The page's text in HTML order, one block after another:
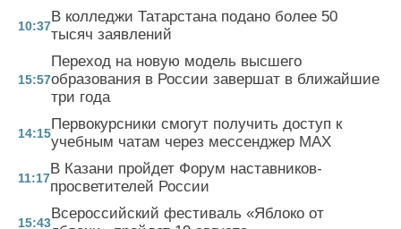
10:37
В колледжи Татарстана подано более 50
тысяч заявлений
15:57
Переход на новую модель высшего
образования в России завершат в ближайшие
три года
14:15
Первокурсники смогут получить доступ к
учебным чатам через мессенджер MAX
11:17
В Казани пройдет Форум наставников-
просветителей России
15:43
Всероссийский фестиваль «Яблоко от